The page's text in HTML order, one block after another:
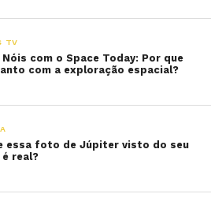
TV
Nóis com o Space Today: Por que
com a exploração espacial?
essa foto de Júpiter visto do seu
real?